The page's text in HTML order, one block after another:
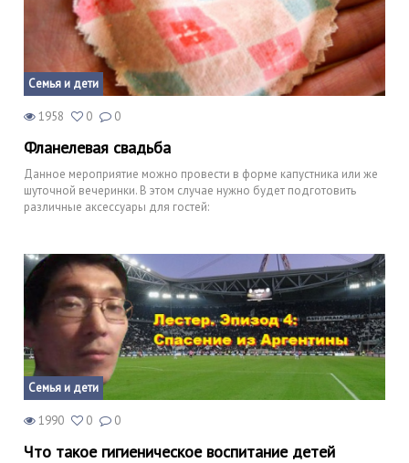
Семья и дети
1958 0 0
Фланелевая свадьба
Данное мероприятие можно провести в форме капустника или же
шуточной вечеринки. В этом случае нужно будет подготовить
различные аксессуары для гостей:
Семья и дети
1990 0 0
Что такое гигиеническое воспитание детей